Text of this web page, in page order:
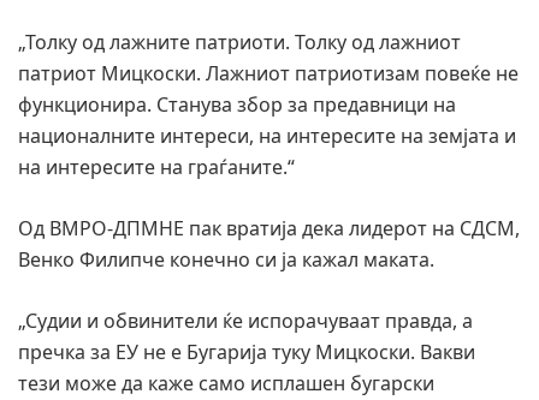
„Толку од лажните патриоти. Толку од лажниот
патриот Мицкоски. Лажниот патриотизам повеќе не
функционира. Станува збор за предавници на
националните интереси, на интересите на земјата и
на интересите на граѓаните.“
Од ВМРО-ДПМНЕ пак вратија дека лидерот на СДСМ,
Венко Филипче конечно си ја кажал маката.
„Судии и обвинители ќе испорачуваат правда, а
пречка за ЕУ не е Бугарија туку Мицкоски. Вакви
тези може да каже само исплашен бугарски